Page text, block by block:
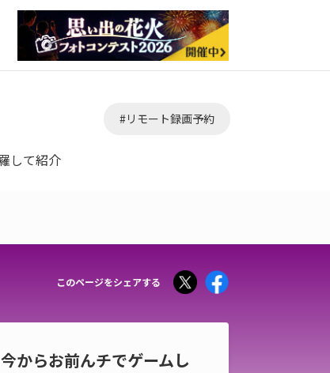
して紹介
#リモート録画予約
このページをシェアする Tweet
からお前んチでゲームし